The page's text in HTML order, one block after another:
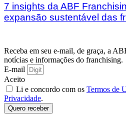
7 insights da ABF
expansão sustentável das
Receba em seu e-mail, de graça, a
notícias e informações do franchising.
E-mail
Aceito
Li e concordo com os Termos de
Privacidade.
Quero receber